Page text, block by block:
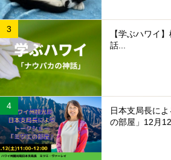
【学ぶハワイ
話...
日本支局長に
の部屋」12月